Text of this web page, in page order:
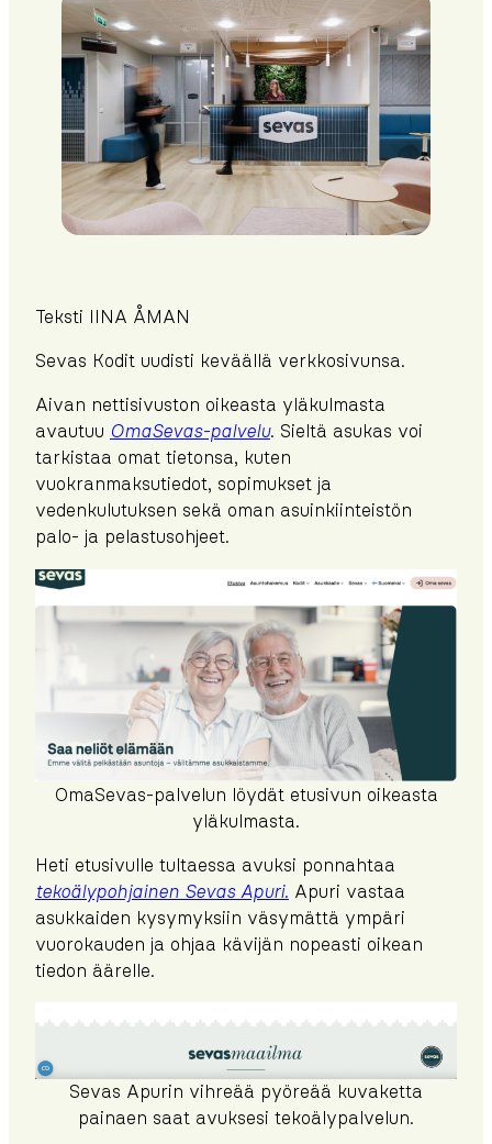
Teksti IINA ÅMAN
Sevas Kodit uudisti keväällä verkkosivunsa.
Aivan nettisivuston oikeasta yläkulmasta
avautuu OmaSevas-palvelu. Sieltä asukas voi
tarkistaa omat tietonsa, kuten
vuokranmaksutiedot, sopimukset ja
vedenkulutuksen sekä oman asuinkiinteistön
palo- ja pelastusohjeet.
OmaSevas-palvelun löydät etusivun oikeasta
yläkulmasta.
Heti etusivulle tultaessa avuksi ponnahtaa
tekoälypohjainen Sevas Apuri. Apuri vastaa
asukkaiden kysymyksiin väsymättä ympäri
vuorokauden ja ohjaa kävijän nopeasti oikean
tiedon äärelle.
Sevas Apurin vihreää pyöreää kuvaketta
painaen saat avuksesi tekoälypalvelun.